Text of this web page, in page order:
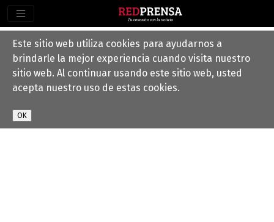
Este sitio web utiliza cookies para ayudarnos a
brindarle la mejor experiencia cuando visita nuestro
sitio web. Al continuar usando este sitio web, usted
acepta nuestro uso de estas cookies.